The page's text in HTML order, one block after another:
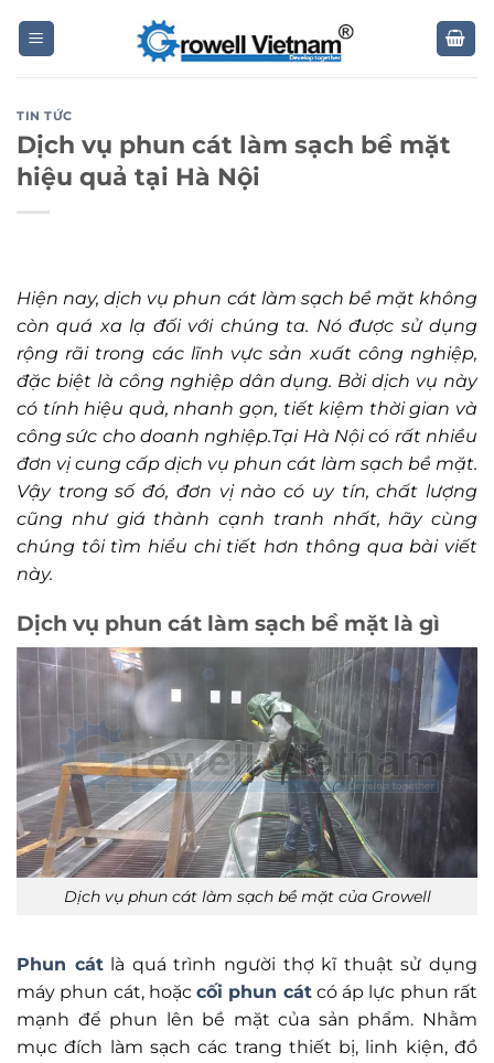
TIN TỨC
Dịch vụ phun cát làm sạch bề mặt
hiệu quả tại Hà Nội
Hiện nay, dịch vụ phun cát làm sạch bề mặt không
còn quá xa lạ đối với chúng ta. Nó được sử dụng
rộng rãi trong các lĩnh vực sản xuất công nghiệp,
đặc biệt là công nghiệp dân dụng. Bởi dịch vụ này
có tính hiệu quả, nhanh gọn, tiết kiệm thời gian và
công sức cho doanh nghiệp.Tại Hà Nội có rất nhiều
đơn vị cung cấp dịch vụ phun cát làm sạch bề mặt.
Vậy trong số đó, đơn vị nào có uy tín, chất lượng
cũng như giá thành cạnh tranh nhất, hãy cùng
chúng tôi tìm hiểu chi tiết hơn thông qua bài viết
này.
Dịch vụ phun cát làm sạch bề mặt là gì
Dịch vụ phun cát làm sạch bề mặt của Growell
Phun cátlà quá trình người thợ kĩ thuật sử dụng
máy phun cát, hoặccối phun cátcó áp lực phun rất
mạnh để phun lên bề mặt của sản phẩm. Nhằm
mục đích làm sạch các trang thiết bị, linh kiện, đồ